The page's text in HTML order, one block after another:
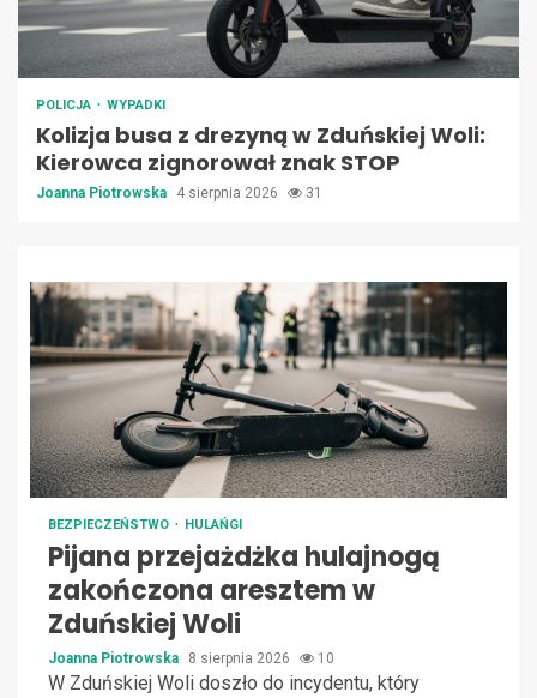
POLICJA WYPADKI
Kolizja busa z drezyną w Zduńskiej Woli:
Kierowca zignorował znak STOP
Joanna Piotrowska 4 sierpnia 2026 31
BEZPIECZEŃSTWO HULAŃGI
Pijana przejażdżka hulajnogą
zakończona aresztem w
Zduńskiej Woli
Joanna Piotrowska 8 sierpnia 2026 10
W Zduńskiej Woli doszło do incydentu, który